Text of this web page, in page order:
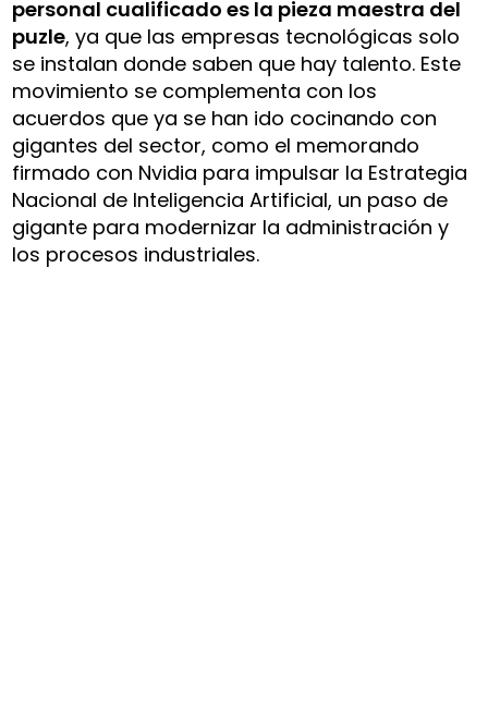
personal cualificado es la pieza maestra del
puzle, ya que las empresas tecnológicas solo
se instalan donde saben que hay talento. Este
movimiento se complementa con los
acuerdos que ya se han ido cocinando con
gigantes del sector, como el memorando
firmado con Nvidia para impulsar la Estrategia
Nacional de Inteligencia Artificial, un paso de
gigante para modernizar la administración y
los procesos industriales.